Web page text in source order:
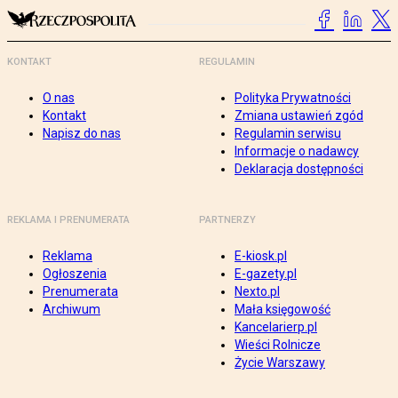
KONTAKT
O nas
Kontakt
Napisz do nas
REGULAMIN
Polityka Prywatności
Zmiana ustawień zgód
Regulamin serwisu
Informacje o nadawcy
Deklaracja dostępności
REKLAMA I PRENUMERATA
Reklama
Ogłoszenia
Prenumerata
Archiwum
PARTNERZY
E-kiosk.pl
E-gazety.pl
Nexto.pl
Mała księgowość
Kancelarierp.pl
Wieści Rolnicze
Życie Warszawy